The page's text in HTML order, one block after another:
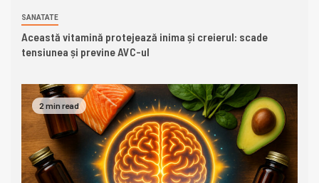
SANATATE
Această vitamină protejează inima și creierul: scade
tensiunea și previne AVC-ul
2 min read